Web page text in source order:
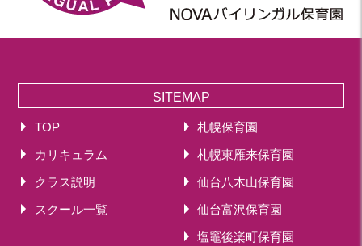
SITEMAP
TOP
カリキュラム
クラス説明
スクール一覧
札幌保育園
札幌東雁来保育園
仙台八木山保育園
仙台富沢保育園
塩竈後楽町保育園